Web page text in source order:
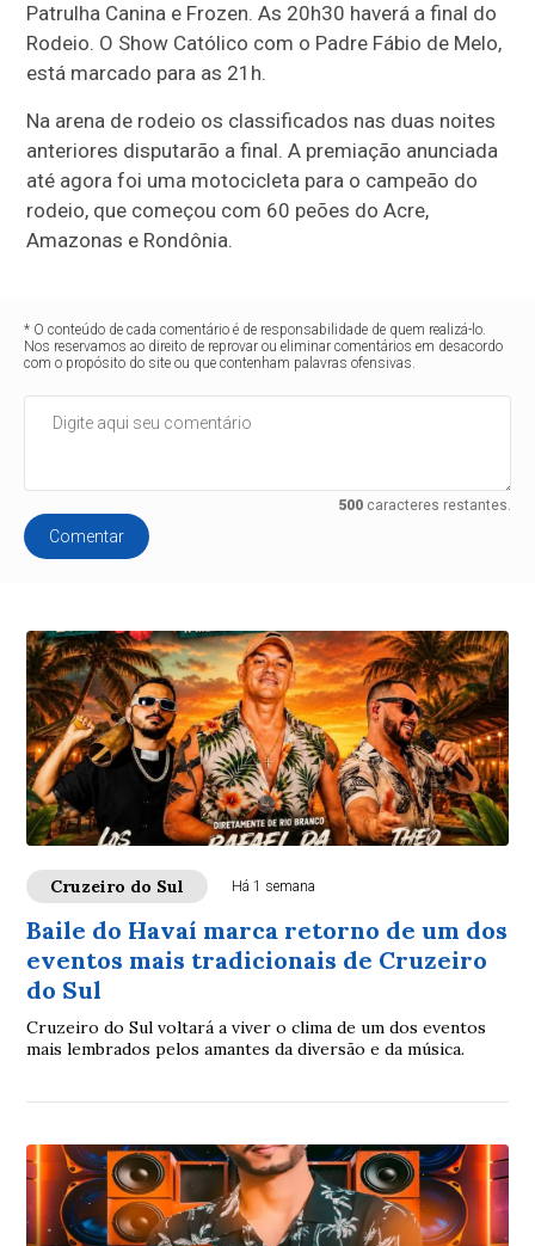
Patrulha Canina e Frozen. As 20h30 haverá a final do
Rodeio. O Show Católico com o Padre Fábio de Melo,
está marcado para as 21h.
Na arena de rodeio os classificados nas duas noites
anteriores disputarão a final. A premiação anunciada
até agora foi uma motocicleta para o campeão do
rodeio, que começou com 60 peões do Acre,
Amazonas e Rondônia.
* O conteúdo de cada comentário é de responsabilidade de quem realizá-lo.
Nos reservamos ao direito de reprovar ou eliminar comentários em desacordo
com o propósito do site ou que contenham palavras ofensivas.
500caracteres restantes.
Comentar
Cruzeiro do Sul Há 1 semana
Baile do Havaí marca retorno de um dos
eventos mais tradicionais de Cruzeiro
do Sul
Cruzeiro do Sul voltará a viver o clima de um dos eventos
mais lembrados pelos amantes da diversão e da música.